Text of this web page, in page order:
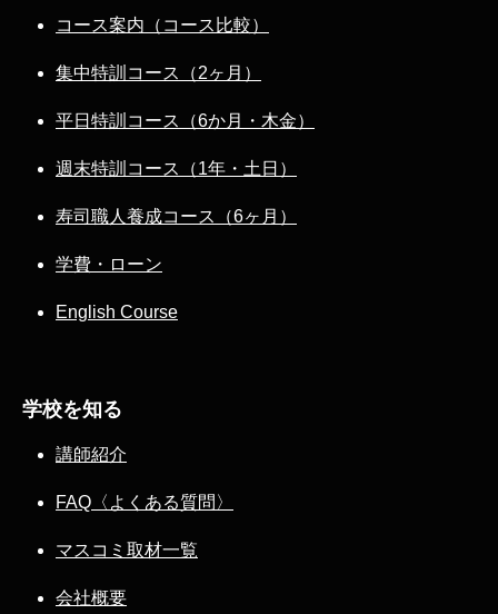
コース案内（コース比較）
集中特訓コース（2ヶ月）
平日特訓コース（6か月・木金）
週末特訓コース（1年・土日）
寿司職人養成コース（6ヶ月）
学費・ローン
English Course
学校を知る
講師紹介
FAQ〈よくある質問〉
マスコミ取材一覧
会社概要